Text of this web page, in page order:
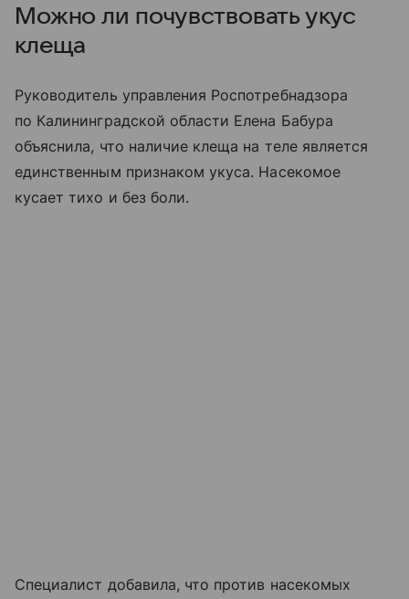
Можно ли почувствовать укус
клеща
Руководитель управления Роспотребнадзора
по Калининградской области Елена Бабура
объяснила, что наличие клеща на теле является
единственным признаком укуса. Насекомое
кусает тихо и без боли.
Специалист добавила, что против насекомых